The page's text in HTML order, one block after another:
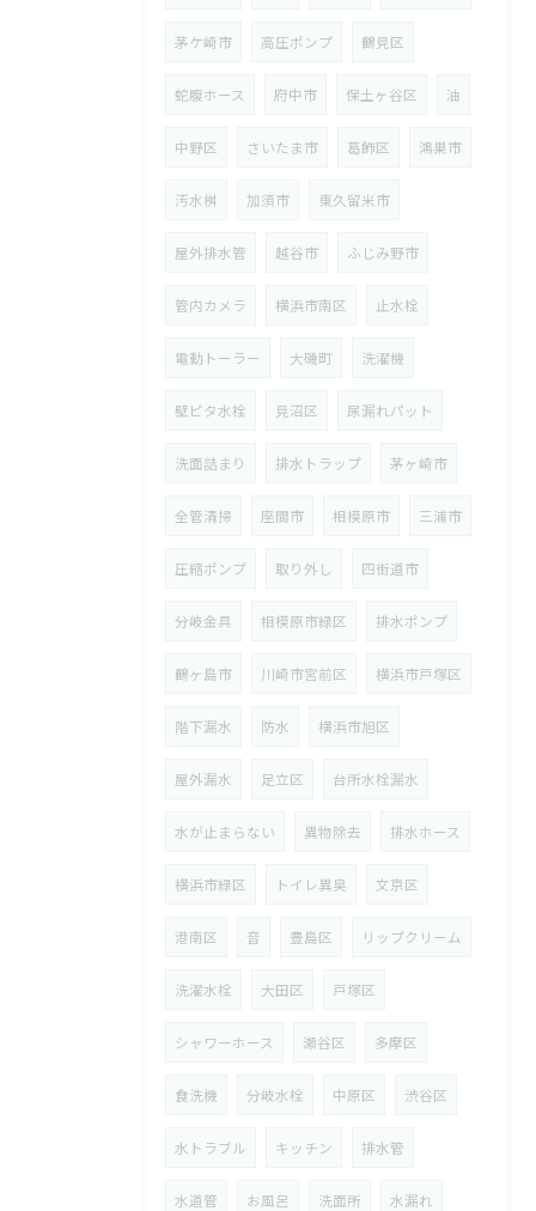
茅ケ崎市 高圧ポンプ 鶴見区
蛇腹ホース 府中市 保土ヶ谷区 油
中野区 さいたま市 葛飾区 鴻巣市
汚水桝 加須市 東久留米市
屋外排水管 越谷市 ふじみ野市
管内カメラ 横浜市南区 止水栓
電動トーラー 大磯町 洗濯機
壁ピタ水栓 見沼区 尿漏れパット
洗面詰まり 排水トラップ 茅ヶ崎市
全管清掃 座間市 相模原市 三浦市
圧縮ポンプ 取り外し 四街道市
分岐金具 相模原市緑区 排水ポンプ
鶴ヶ島市 川崎市宮前区 横浜市戸塚区
階下漏水 防水 横浜市旭区
屋外漏水 足立区 台所水栓漏水
水が止まらない 異物除去 排水ホース
横浜市緑区 トイレ異臭 文京区
港南区 音 豊島区 リップクリーム
洗濯水栓 大田区 戸塚区
シャワーホース 瀬谷区 多摩区
食洗機 分岐水栓 中原区 渋谷区
水トラブル キッチン 排水管
水道管 お風呂 洗面所 水漏れ